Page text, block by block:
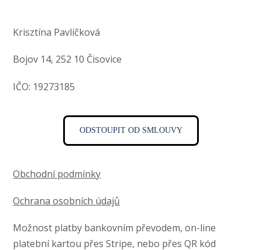
Krisztína Pavlíčková
Bojov 14, 252 10 Čisovice
IČO: 19273185
ODSTOUPIT OD SMLOUVY
Obchodní podmínky
Ochrana osobních údajů
Možnost platby bankovním převodem, on-line
platební kartou přes Stripe, nebo přes QR kód